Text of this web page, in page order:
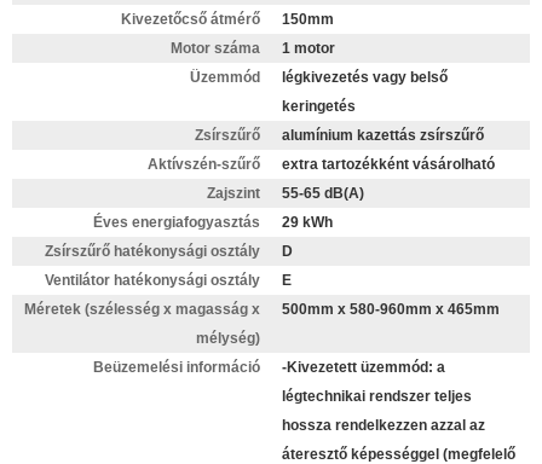
Kivezetőcső átmérő
150mm
Motor száma
1 motor
Üzemmód
légkivezetés vagy belső
keringetés
Zsírszűrő
alumínium kazettás zsírszűrő
Aktívszén-szűrő
extra tartozékként vásárolható
Zajszint
55-65 dB(A)
Éves energiafogyasztás
29 kWh
Zsírszűrő hatékonysági osztály
D
Ventilátor hatékonysági osztály
E
Méretek (szélesség x magasság x
mélység)
500mm x 580-960mm x 465mm
Beüzemelési információ
-Kivezetett üzemmód: a
légtechnikai rendszer teljes
hossza rendelkezzen azzal az
áteresztő képességgel (megfelelő